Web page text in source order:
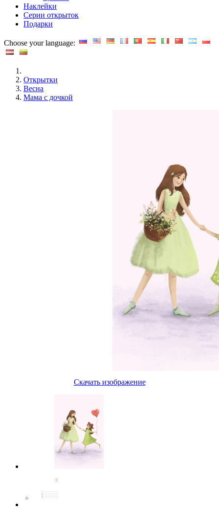
Наклейки
Серии открыток
Подарки
Choose your language:
Открытки
Весна
Мама с дочкой
Скачать изображение